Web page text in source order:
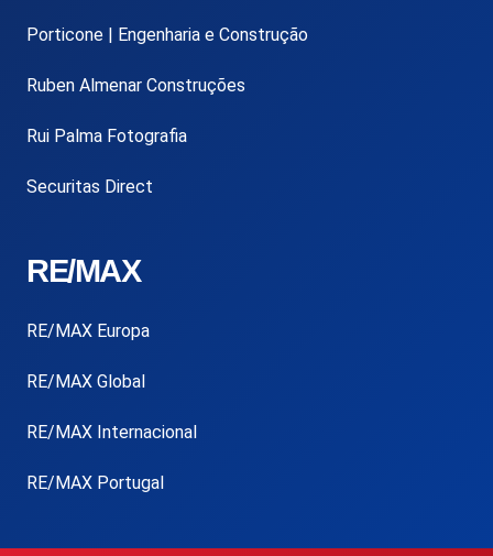
Porticone | Engenharia e Construção
Ruben Almenar Construções
Rui Palma Fotografia
Securitas Direct
RE/MAX
RE/MAX Europa
RE/MAX Global
RE/MAX Internacional
RE/MAX Portugal